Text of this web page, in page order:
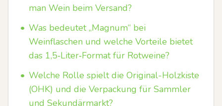
man Wein beim Versand?
• Was bedeutet „Magnum“ bei
Weinflaschen und welche Vorteile bietet
das 1,5‑Liter‑Format für Rotweine?
• Welche Rolle spielt die Original-Holzkiste
(OHK) und die Verpackung für Sammler
und Sekundärmarkt?